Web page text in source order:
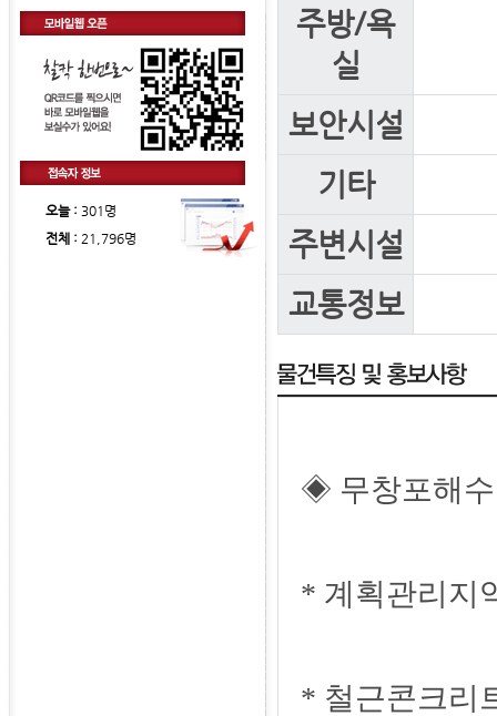
오늘 : 301명
전체 : 21,796명
주방/욕
실
보안시설
기타
주변시설
교통정보
◈ 무창포해수
* 계획관리지
* 철근콘크리